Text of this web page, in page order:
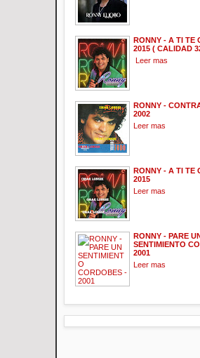
RONNY - A TI TE
2015 ( CALIDAD
Leer mas
RONNY -
2002
Leer mas
RONNY - A TI TE
2015
Leer mas
RONNY - PARE
SENTIMIENTO
2001
Leer mas